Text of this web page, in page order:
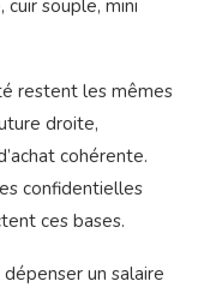
souple, mini
restent les mêmes
droite,
cohérente.
confidentielles
ces bases.
un salaire